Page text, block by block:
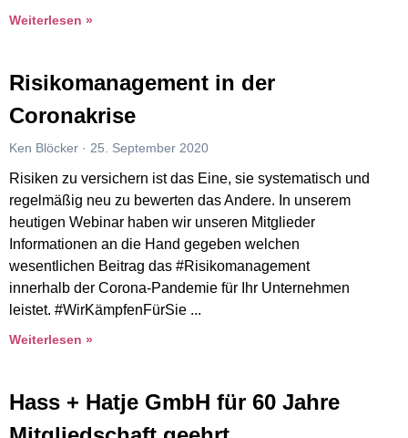
Weiterlesen »
Risikomanagement in der
Coronakrise
Ken Blöcker 25. September 2020
Risiken zu versichern ist das Eine, sie systematisch und
regelmäßig neu zu bewerten das Andere. In unserem
heutigen Webinar haben wir unseren Mitglieder
Informationen an die Hand gegeben welchen
wesentlichen Beitrag das #Risikomanagement
innerhalb der Corona-Pandemie für Ihr Unternehmen
leistet. #WirKämpfenFürSie
Weiterlesen »
Hass + Hatje GmbH für 60 Jahre